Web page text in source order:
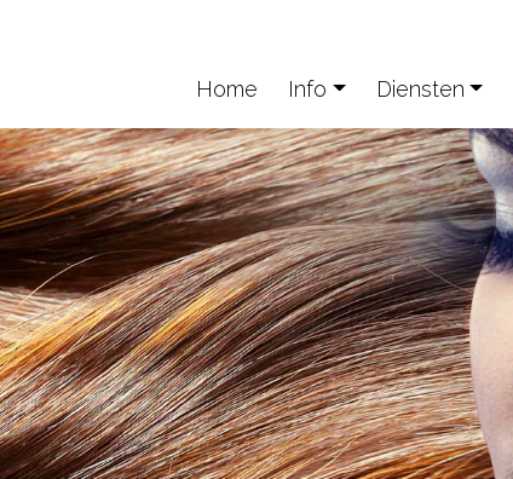
Home Info Diensten